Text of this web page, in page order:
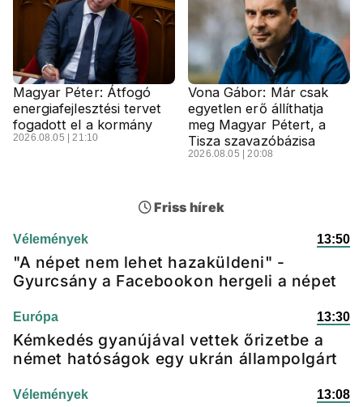
Magyar Péter: Átfogó
energiafejlesztési tervet
fogadott el a kormány
2026.08.05 | 21:10
Vona Gábor: Már csak
egyetlen erő állíthatja
meg Magyar Pétert, a
Tisza szavazóbázisa
2026.08.05 | 20:08
Friss hírek
Vélemények 13:50
"A népet nem lehet hazaküldeni" -
Gyurcsány a Facebookon hergeli a népet
Európa 13:30
Kémkedés gyanújával vettek őrizetbe a
német hatóságok egy ukrán állampolgárt
Vélemények 13:08